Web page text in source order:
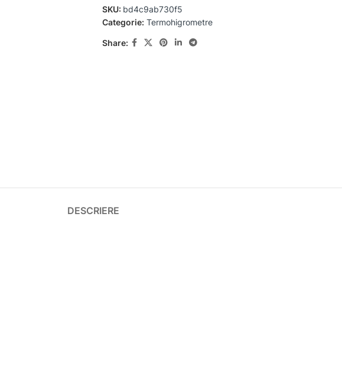
SKU: bd4c9ab730f5
Categorie: Termohigrometre
Share:
DESCRIERE